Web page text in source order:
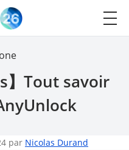
】Tout savoir
par Nicolas Durand